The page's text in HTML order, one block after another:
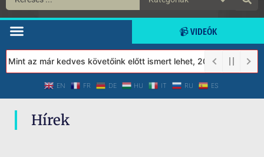
📹 VIDEÓK
az már kedves követőink előtt ismert lehet, 2023-tól a
EN FR DE HU IT RU ES
Hírek